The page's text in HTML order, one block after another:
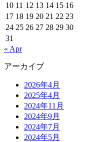
10 11 12 13 14 15 16
17 18 19 20 21 22 23
24 25 26 27 28 29 30
31
« Apr
アーカイブ
2026年4月
2025年4月
2024年11月
2024年9月
2024年7月
2024年5月